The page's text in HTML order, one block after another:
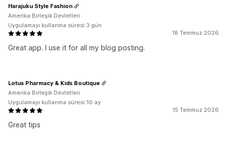
18 Temmuz 2026
Great app. I use it for all my blog posting.
Harajuku Style Fashion
Amerika Birleşik Devletleri
Uygulamayı kullanma süresi:3 gün
15 Temmuz 2026
Great tips
Lotus Pharmacy & Kids Boutique
Amerika Birleşik Devletleri
Uygulamayı kullanma süresi:10 ay